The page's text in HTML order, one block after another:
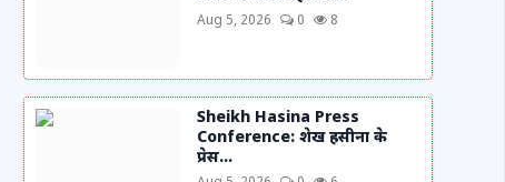
Aug 5, 2026 0 8
Sheikh Hasina Press
Conference: शेख हसीना के
प्रेस...